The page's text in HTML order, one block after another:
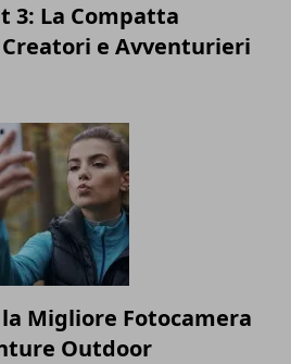
3: La Compatta
e Avventurieri
Migliore Fotocamera
Outdoor